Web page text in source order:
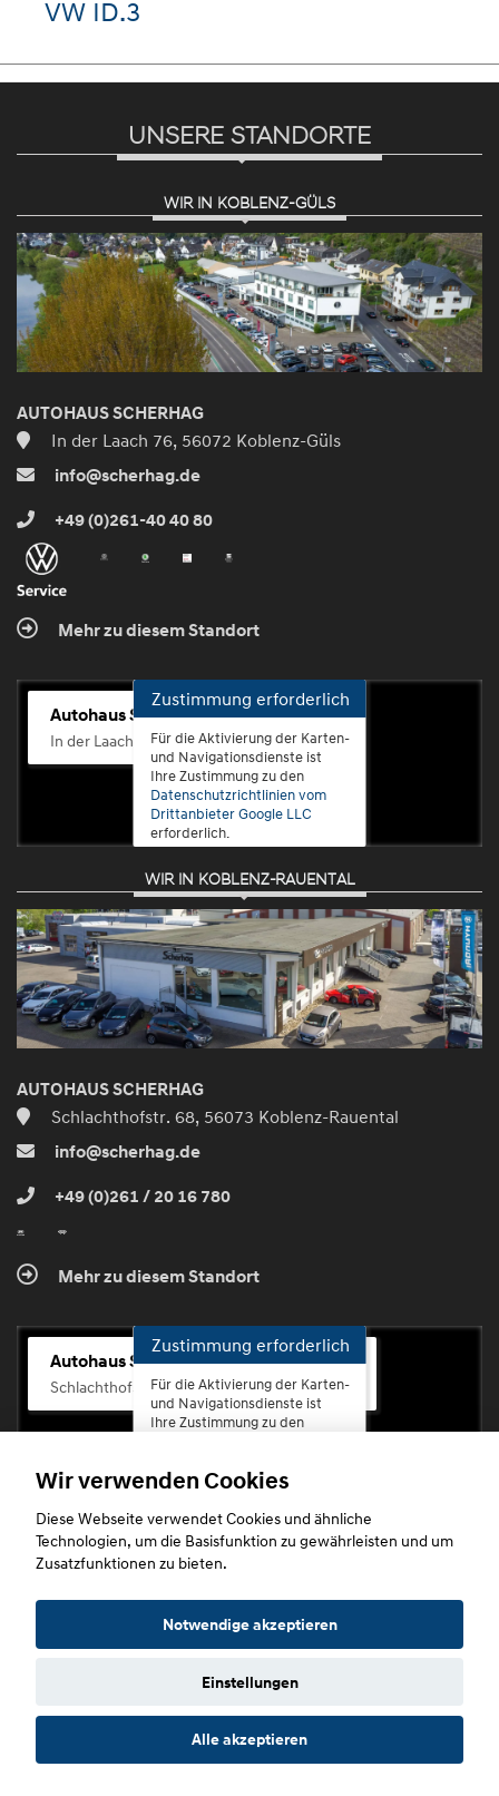
VW ID.3
UNSERE STANDORTE
WIR IN KOBLENZ-GÜLS
AUTOHAUS SCHERHAG
In der Laach 76, 56072 Koblenz-Güls
info@scherhag.de
+49 (0)261-40 40 80
Mehr zu diesem Standort
Autohaus Scherhag
In der Laach 76, 56072 Koblenz-Güls
Zustimmung erforderlich
Für die Aktivierung der Karten-
und Navigationsdienste ist
Ihre Zustimmung zu den
Datenschutzrichtlinien vom
Drittanbieter Google LLC
erforderlich.
Zustimmen
und
aktivieren
WIR IN KOBLENZ-RAUENTAL
AUTOHAUS SCHERHAG
Schlachthofstr. 68, 56073 Koblenz-Rauental
info@scherhag.de
+49 (0)261 / 20 16 780
Mehr zu diesem Standort
Autohaus Scherhag
Schlachthofstr. 68, 56073 Koblenz-Rauental
Zustimmung erforderlich
Für die Aktivierung der Karten-
und Navigationsdienste ist
Ihre Zustimmung zu den
erforderlich.
Zustimmen
Copyright © 2026. Autohaus Scherhag
Datenschutz Impressum
Wir verwenden Cookies
Diese Webseite verwendet Cookies und ähnliche
Technologien, um die Basisfunktion zu gewährleisten und um
Zusatzfunktionen zu bieten.
Notwendige akzeptieren
Einstellungen
Alle akzeptieren